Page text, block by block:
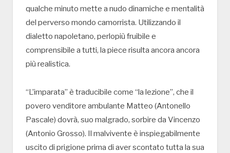
qualche minuto mette a nudo dinamiche e mentalità
del perverso mondo camorrista. Utilizzando il
dialetto napoletano, perlopiù fruibile e
comprensibile a tutti, la piece risulta ancora ancora
più realistica.
“L’imparata” è traducibile come “la lezione”, che il
povero venditore ambulante Matteo (Antonello
Pascale) dovrà, suo malgrado, sorbire da Vincenzo
(Antonio Grosso). Il malvivente è inspiegabilmente
uscito di prigione prima di aver scontato tutta la sua